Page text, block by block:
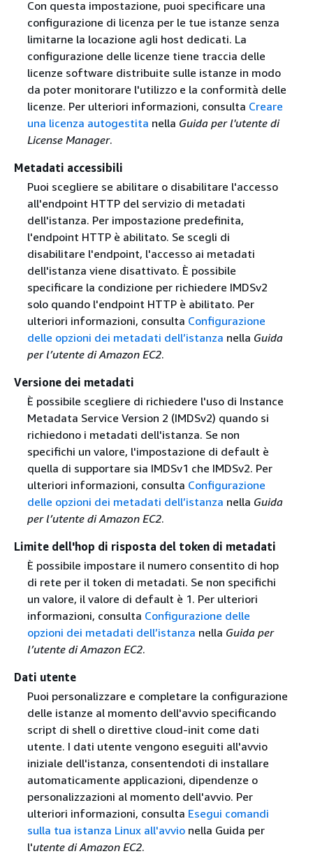
Con questa impostazione, puoi specificare una
configurazione di licenza per le tue istanze senza
limitarne la locazione agli host dedicati. La
configurazione delle licenze tiene traccia delle
licenze software distribuite sulle istanze in modo
da poter monitorare l'utilizzo e la conformità delle
licenze. Per ulteriori informazioni, consulta Creare
una licenza autogestita nella Guida per l'utente di
License Manager.
Metadati accessibili
Puoi scegliere se abilitare o disabilitare l'accesso
all'endpoint HTTP del servizio di metadati
dell'istanza. Per impostazione predefinita,
l'endpoint HTTP è abilitato. Se scegli di
disabilitare l'endpoint, l'accesso ai metadati
dell'istanza viene disattivato. È possibile
specificare la condizione per richiedere IMDSv2
solo quando l'endpoint HTTP è abilitato. Per
ulteriori informazioni, consulta Configurazione
delle opzioni dei metadati dell’istanza nella Guida
per l’utente di Amazon EC2.
Versione dei metadati
È possibile scegliere di richiedere l'uso di Instance
Metadata Service Version 2 (IMDSv2) quando si
richiedono i metadati dell'istanza. Se non
specifichi un valore, l'impostazione di default è
quella di supportare sia IMDSv1 che IMDSv2. Per
ulteriori informazioni, consulta Configurazione
delle opzioni dei metadati dell’istanza nella Guida
per l’utente di Amazon EC2.
Limite dell'hop di risposta del token di metadati
È possibile impostare il numero consentito di hop
di rete per il token di metadati. Se non specifichi
un valore, il valore di default è 1. Per ulteriori
informazioni, consulta Configurazione delle
opzioni dei metadati dell’istanza nella Guida per
l’utente di Amazon EC2.
Dati utente
Puoi personalizzare e completare la configurazione
delle istanze al momento dell'avvio specificando
script di shell o direttive cloud-init come dati
utente. I dati utente vengono eseguiti all'avvio
iniziale dell'istanza, consentendoti di installare
automaticamente applicazioni, dipendenze o
personalizzazioni al momento dell'avvio. Per
ulteriori informazioni, consulta Esegui comandi
sulla tua istanza Linux all'avvionella Guida per
l'utente di Amazon EC2.